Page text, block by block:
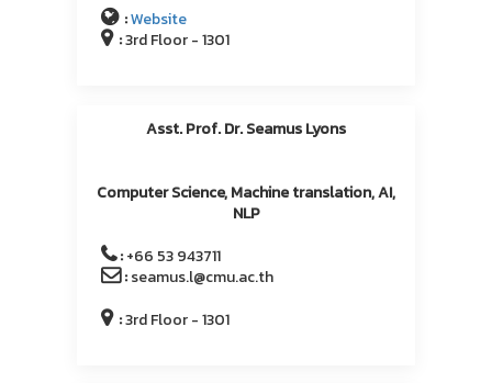
:Website
:3rd Floor - 1301
Asst. Prof. Dr. Seamus Lyons
Computer Science, Machine translation, AI,
NLP
:+66 53 943711
:seamus.l@cmu.ac.th
:3rd Floor - 1301